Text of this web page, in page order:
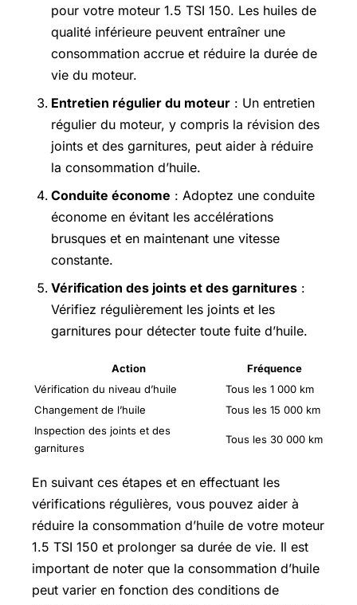
pour votre moteur 1.5 TSI 150. Les huiles de
qualité inférieure peuvent entraîner une
consommation accrue et réduire la durée de
vie du moteur.
Entretien régulier du moteur : Un entretien
régulier du moteur, y compris la révision des
joints et des garnitures, peut aider à réduire
la consommation d’huile.
Conduite économe : Adoptez une conduite
économe en évitant les accélérations
brusques et en maintenant une vitesse
constante.
Vérification des joints et des garnitures :
Vérifiez régulièrement les joints et les
garnitures pour détecter toute fuite d’huile.
Action
Fréquence
Vérification du niveau d’huile
Tous les 1 000 km
Changement de l’huile
Tous les 15 000 km
Inspection des joints et des
garnitures
Tous les 30 000 km
En suivant ces étapes et en effectuant les
vérifications régulières, vous pouvez aider à
réduire la consommation d’huile de votre moteur
1.5 TSI 150 et prolonger sa durée de vie. Il est
important de noter que la consommation d’huile
peut varier en fonction des conditions de